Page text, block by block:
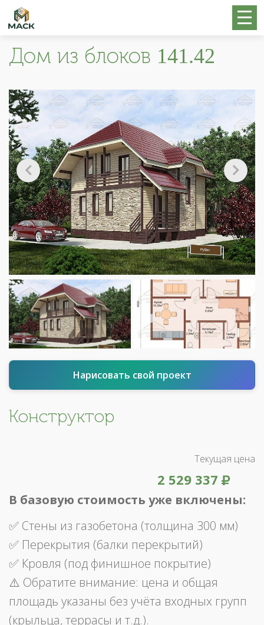
Дом из блоков 141.42
Нарисовать свой проект
Конструктор
Текущая цена
2 529 337
В базовую стоимость уже включены:
✅ Стены из газобетона (толщина 300 мм)
✅ Перекрытия (балки перекрытий)
✅ Кровля (под финишное покрытие)
⚠️ Обратите внимание: цена и общая
площадь указаны без учёта входных групп
(крыльца, террасы и т.д.).